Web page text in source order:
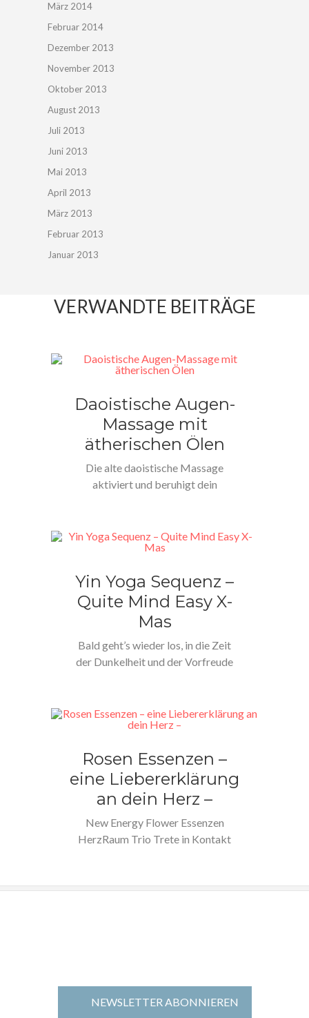
März 2014
Februar 2014
Dezember 2013
November 2013
Oktober 2013
August 2013
Juli 2013
Juni 2013
Mai 2013
April 2013
März 2013
Februar 2013
Januar 2013
VERWANDTE BEITRÄGE
Daoistische Augen-
Massage mit
ätherischen Ölen
Die alte daoistische Massage
aktiviert und beruhigt dein
Glückshormonen im…
Yin Yoga Sequenz –
Quite Mind Easy X-
Mas
Bald geht’s wieder los, in die Zeit
der Dunkelheit und der Vorfreude
Rosen Essenzen –
eine Liebererklärung
an dein Herz –
New Energy Flower Essenzen
HerzRaum Trio Trete in Kontakt
NEWSLETTER ABONNIEREN